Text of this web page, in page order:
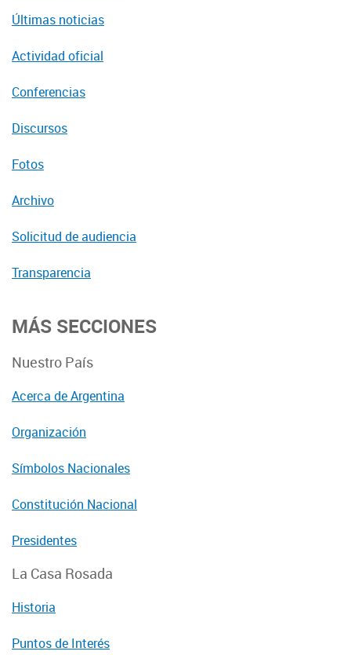
Últimas noticias
Actividad oficial
Conferencias
Discursos
Fotos
Archivo
Solicitud de audiencia
Transparencia
MÁS SECCIONES
Nuestro País
Acerca de Argentina
Organización
Símbolos Nacionales
Constitución Nacional
Presidentes
La Casa Rosada
Historia
Puntos de Interés